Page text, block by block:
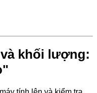
khối lượng: